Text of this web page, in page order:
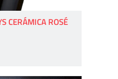
CERÁMICA ROSÉ